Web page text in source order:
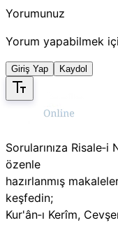
Yorumunuz
Yorum yapabilmek
Giriş Yap Kaydol
Sorularınıza
özenle
hazırlanmış
keşfedin;
Kur'ân‑ı Kerîm,